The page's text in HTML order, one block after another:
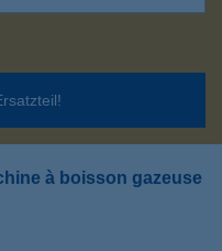
à boisson gazeuse